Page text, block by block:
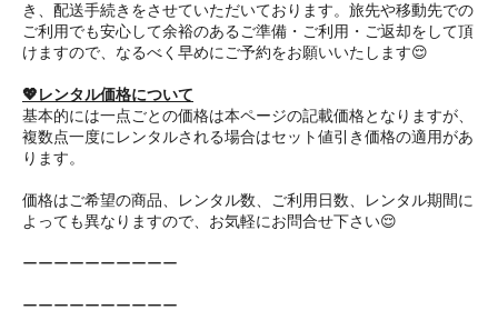
き、配送手続きをさせていただいております。旅先や移動先での
ご利用でも安心して余裕のあるご準備・ご利用・ご返却をして頂
けますので、なるべく早めにご予約をお願いいたします😌
💖レンタル価格について
基本的には一点ごとの価格は本ページの記載価格となりますが、
複数点一度にレンタルされる場合はセット値引き価格の適用があ
ります。
価格はご希望の商品、レンタル数、ご利用日数、レンタル期間に
よっても異なりますので、お気軽にお問合せ下さい😌
ーーーーーーーーーー
ーーーーーーーーーー